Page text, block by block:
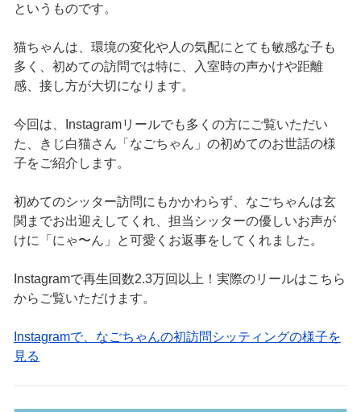
というものです。
猫ちゃんは、環境の変化や人の気配にとても敏感な子も
多く、初めての訪問では特に、入室時の声かけや距離
感、接し方が大切になります。
今回は、Instagramリールでも多くの方にご覧いただい
た、きじ白猫さん「なごちゃん」の初めてのお世話の様
子をご紹介します。
初めてのシッター訪問にもかかわらず、なごちゃんは玄
関までお出迎えしてくれ、担当シッターの優しいお声が
けに「にゃ〜ん」と可愛くお返事をしてくれました。
Instagramで再生回数2.3万回以上！実際のリールはこちら
からご覧いただけます。
Instagramで、なごちゃんの初訪問シッティングの様子を
見る